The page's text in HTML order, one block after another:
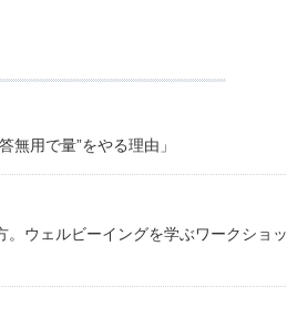
用で量”をやる理由」
ウェルビーイングを学ぶワークショッ